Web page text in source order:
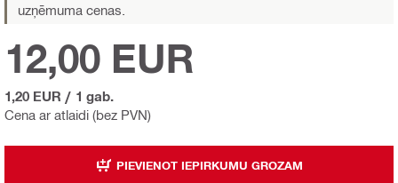
uzņēmuma cenas.
Cena ar atlaidi (bez PVN)
12,00 EUR
1,20 EUR / 1 gab.
PIEVIENOT IEPIRKUMU GROZAM